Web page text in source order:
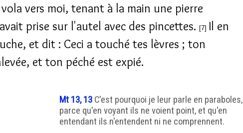
vers moi, tenant à la main une pierre
prise sur l'autel avec des pincettes.
[7] Il en
et dit : Ceci a touché tes lèvres ; ton
et ton péché est expié.
Mt 13, 13 C'est pourquoi je leur parle en paraboles,
parce qu'en voyant ils ne voient point, et qu'en
entendant ils n'entendent ni ne comprennent.